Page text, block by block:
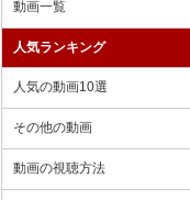
動画一覧
人気ランキング
人気の動画10選
その他の動画
動画の視聴方法